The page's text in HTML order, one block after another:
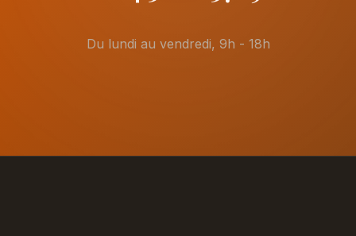
Du lundi au vendredi, 9h - 18h